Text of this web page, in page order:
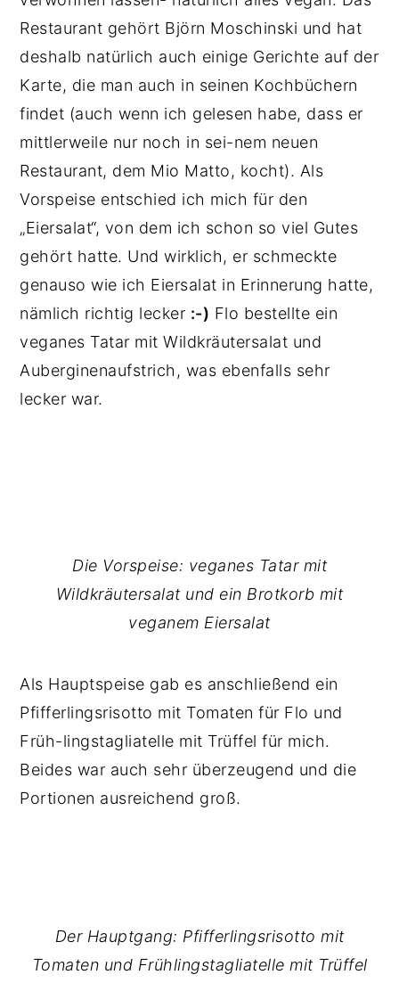
Restaurant gehört Björn Moschinski und hat
deshalb natürlich auch einige Gerichte auf der
Karte, die man auch in seinen Kochbüchern
findet (auch wenn ich gelesen habe, dass er
mittlerweile nur noch in sei-nem neuen
Restaurant, dem Mio Matto, kocht). Als
Vorspeise entschied ich mich für den
„Eiersalat“, von dem ich schon so viel Gutes
gehört hatte. Und wirklich, er schmeckte
genauso wie ich Eiersalat in Erinnerung hatte,
nämlich richtig lecker :-) Flo bestellte ein
veganes Tatar mit Wildkräutersalat und
Auberginenaufstrich, was ebenfalls sehr
lecker war.
Die Vorspeise: veganes Tatar mit
Wildkräutersalat und ein Brotkorb mit
veganem Eiersalat
Als Hauptspeise gab es anschließend ein
Pfifferlingsrisotto mit Tomaten für Flo und
Früh-lingstagliatelle mit Trüffel für mich.
Beides war auch sehr überzeugend und die
Portionen ausreichend groß.
Der Hauptgang: Pfifferlingsrisotto mit
Tomaten und Frühlingstagliatelle mit Trüffel